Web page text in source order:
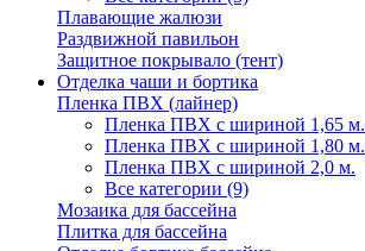
Плавающие жалюзи
Раздвижной павильон
Защитное покрывало (тент)
Отделка чаши и бортика
Пленка ПВХ (лайнер)
Пленка ПВХ с шириной 1,65 м.
Пленка ПВХ с шириной 1,80 м.
Пленка ПВХ с шириной 2,0 м.
Все категории (9)
Мозаика для бассейна
Плитка для бассейна